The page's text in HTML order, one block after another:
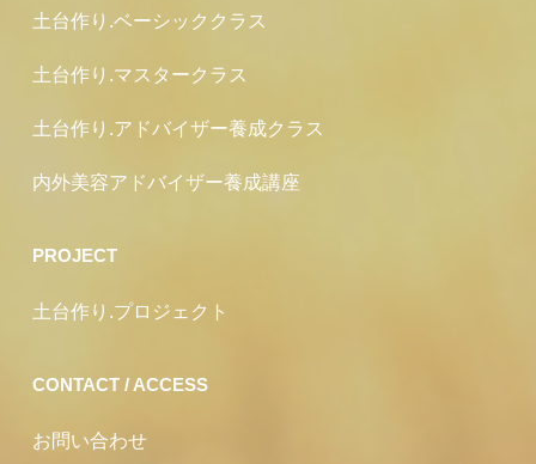
土台作り.ベーシッククラス
土台作り.マスタークラス
土台作り.アドバイザー養成クラス
内外美容アドバイザー養成講座
PROJECT
土台作り.プロジェクト
CONTACT / ACCESS
お問い合わせ